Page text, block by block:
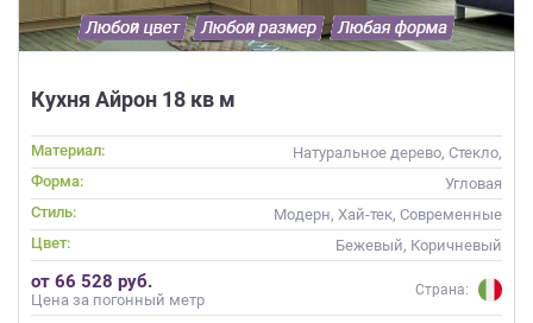
Кухня Айрон 18 кв м
Материал:
Натуральное дерево, Стекло,
Массив
Форма:
Угловая
Стиль:
Модерн, Хай-тек, Современные
Цвет:
Бежевый, Коричневый
от 66 528 руб.
Цена за погонный метр
Страна: